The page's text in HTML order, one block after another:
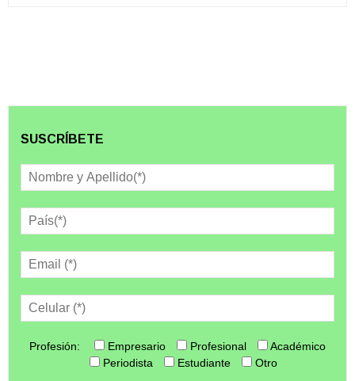
SUSCRÍBETE
Profesión: Empresario Profesional
Académico
Periodista
Estudiante Otro